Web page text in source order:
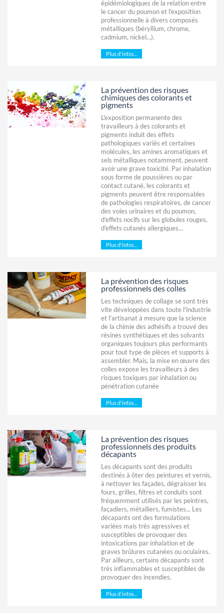
épidémiologiques de la relation entre
le cancer du poumon et l'exposition
professionnelle à divers composés
métalliques (béryllium, chrome,
cadmium, nickel…).
Plus d'infos...
La prévention des risques
chimiques des colorants et
pigments
L'exposition permanente des
travailleurs à des colorants et
pigments induit des effets
pathologiques variés et certaines
molécules, les amines aromatiques et
sels métalliques notamment, peuvent
avoir une grave toxicité. Par inhalation
sous forme de poussières ou par
contact cutané, les colorants et
pigments peuvent être responsables
de pathologies respiratoires, de cancer
des voies urinaires et du poumon,
d'effets nocifs sur les globules rouges,
d'effets cutanés allergiques...
Plus d'infos...
La prévention des risques
professionnels des colles
Les techniques de collage se sont très
vite développées dans toute l'industrie
et l'artisanat à mesure que la science
de la chimie des adhésifs a trouvé des
résines synthétiques et des solvants
organiques toujours plus performants
pour tout type de pièces et supports à
assembler. Mais, la mise en œuvre des
colles expose les travailleurs à des
risques toxiques par inhalation ou
pénétration cutanée
Plus d'infos...
La prévention des risques
professionnels des produits
décapants
Les décapants sont des produits
destinés à ôter des peintures et vernis,
à nettoyer les façades, dégraisser les
fours, grilles, filtres et conduits sont
fréquemment utilisés par les peintres,
façadiers, métalliers, fumistes... Les
décapants ont des formulations
variées mais très agressives et
susceptibles de provoquer des
intoxications par inhalation et de
graves brûlures cutanées ou oculaires.
Par ailleurs, certains décapants sont
très inflammables et susceptibles de
provoquer des incendies.
Plus d'infos...